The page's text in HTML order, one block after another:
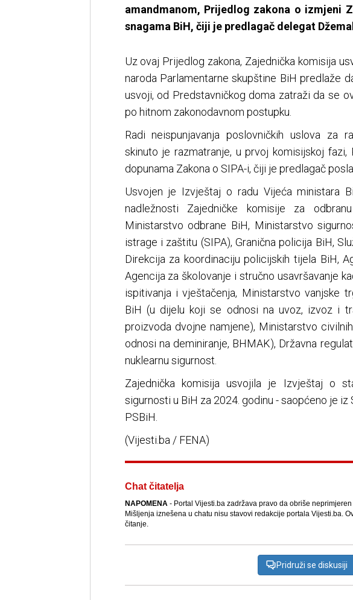
amandmanom, Prijedlog zakona o izmjeni
snagama BiH, čiji je predlagač delegat
Uz ovaj Prijedlog zakona, Zajednička komisija
naroda Parlamentarne skupštine BiH predlaže
usvoji, od Predstavničkog doma zatraži da se
po hitnom zakonodavnom postupku.
Radi neispunjavanja poslovničkih uslova za
skinuto je razmatranje, u prvoj komisijskoj
dopunama Zakona o SIPA-i, čiji je predlagač
Usvojen je Izvještaj o radu Vijeća ministara
nadležnosti Zajedničke komisije za
Ministarstvo odbrane BiH, Ministarstvo
istrage i zaštitu (SIPA), Granična policija BiH,
Direkcija za koordinaciju policijskih tijela BiH,
Agencija za školovanje i stručno usavršavanje
ispitivanja i vještačenja, Ministarstvo vanjske
BiH (u dijelu koji se odnosi na uvoz, izvoz i
proizvoda dvojne namjene), Ministarstvo
odnosi na deminiranje, BHMAK), Državna
nuklearnu sigurnost.
Zajednička komisija usvojila je Izvještaj o
sigurnosti u BiH za 2024. godinu - saopćeno je
PSBiH.
(Vijesti.ba / FENA)
Chat čitatelja
NAPOMENA- Portal Vijesti.ba zadržava pravo da obriše
Mišljenja iznešena u chatu nisu stavovi redakcije portala Vijesti.ba.
čitanje.
Pridruži se diskusiji